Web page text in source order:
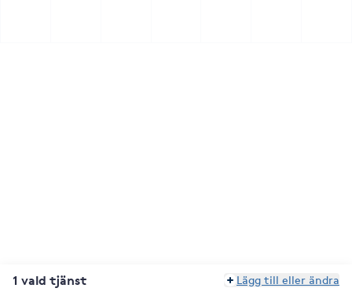
1 vald tjänst Lägg till eller ändra